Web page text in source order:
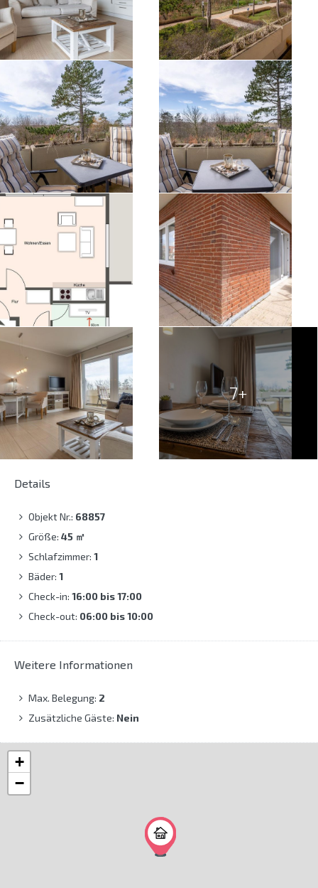
7+
Details
Objekt Nr.: 68857
Größe: 45 ㎡
Schlafzimmer: 1
Bäder: 1
Check-in: 16:00 bis 17:00
Check-out: 06:00 bis 10:00
Weitere Informationen
Max. Belegung: 2
Zusätzliche Gäste: Nein
+
−